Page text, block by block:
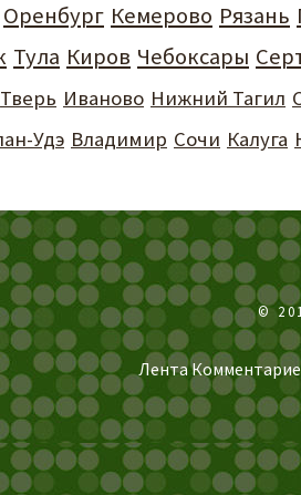
Оренбург Кемерово Рязань
Тула Киров Чебоксары
Тверь Иваново Нижний Тагил
Удэ Владимир Сочи Калуга
©
Лента